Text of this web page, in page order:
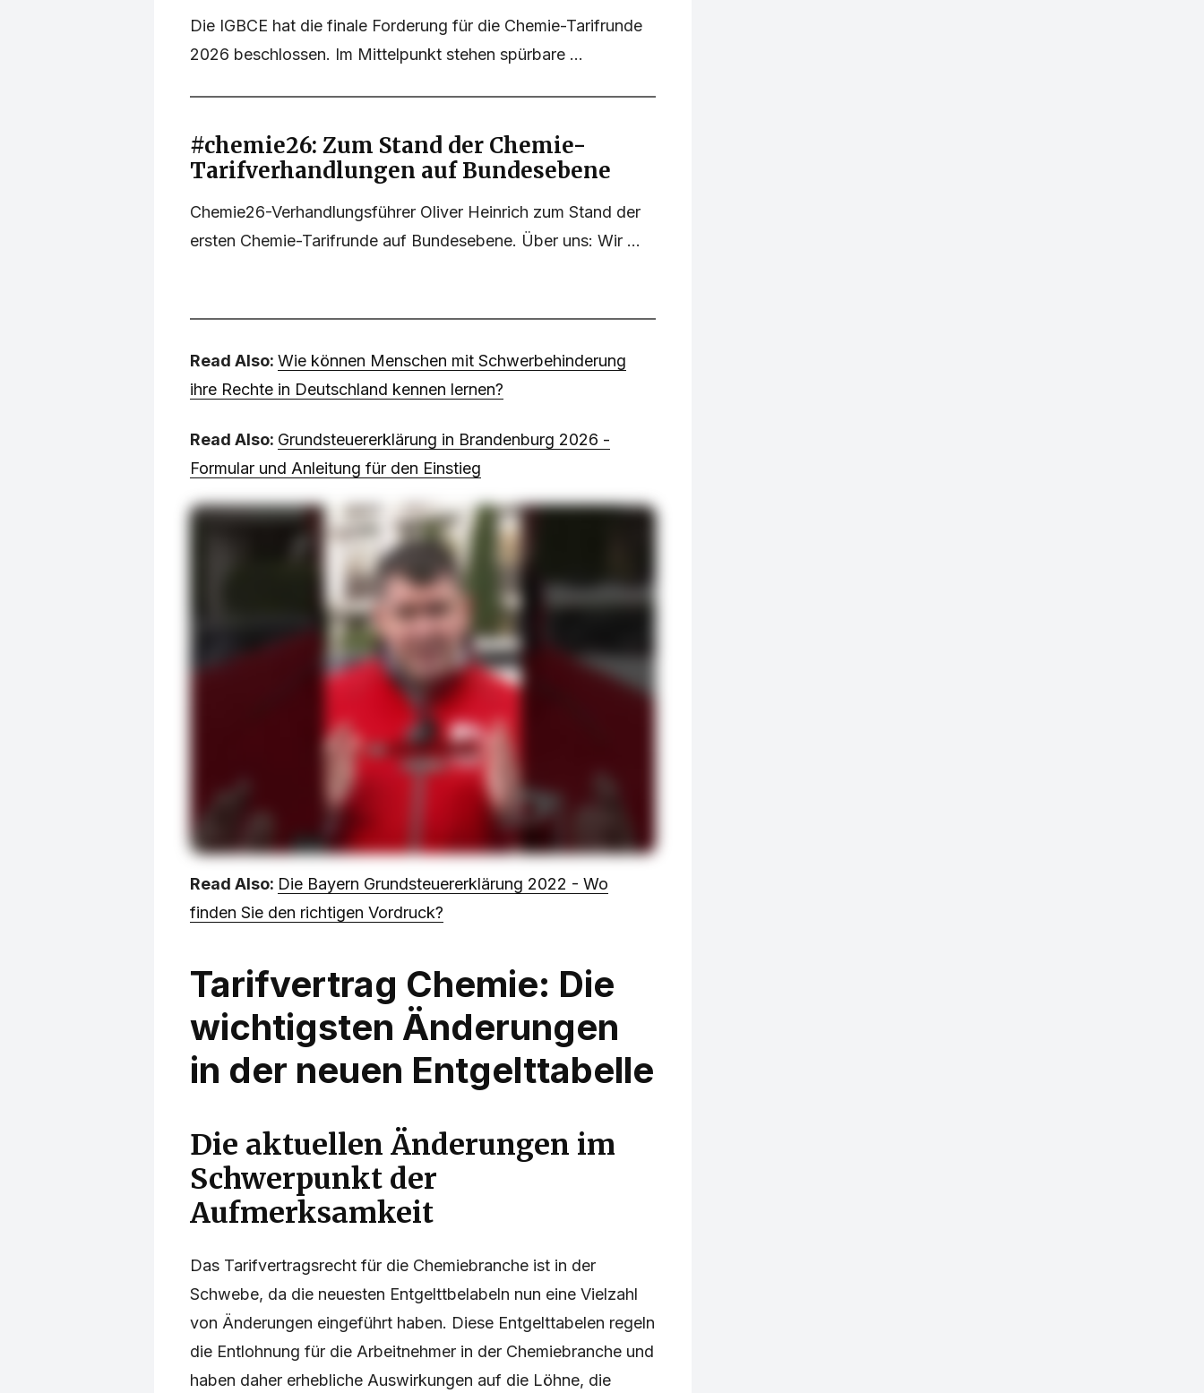
Die IGBCE hat die finale Forderung für die Chemie-Tarifrunde
2026 beschlossen. Im Mittelpunkt stehen spürbare ...
#chemie26: Zum Stand der Chemie-
Tarifverhandlungen auf Bundesebene
Chemie26-Verhandlungsführer Oliver Heinrich zum Stand der
ersten Chemie-Tarifrunde auf Bundesebene. Über uns: Wir ...
Read Also: Wie können Menschen mit Schwerbehinderung
ihre Rechte in Deutschland kennen lernen?
Read Also: Grundsteuererklärung in Brandenburg 2026 -
Formular und Anleitung für den Einstieg
Read Also: Die Bayern Grundsteuererklärung 2022 - Wo
finden Sie den richtigen Vordruck?
Tarifvertrag Chemie: Die
wichtigsten Änderungen
in der neuen Entgelttabelle
Die aktuellen Änderungen im
Schwerpunkt der
Aufmerksamkeit
Das Tarifvertragsrecht für die Chemiebranche ist in der
Schwebe, da die neuesten Entgelttbelabeln nun eine Vielzahl
von Änderungen eingeführt haben. Diese Entgelttabelen regeln
die Entlohnung für die Arbeitnehmer in der Chemiebranche und
haben daher erhebliche Auswirkungen auf die Löhne, die